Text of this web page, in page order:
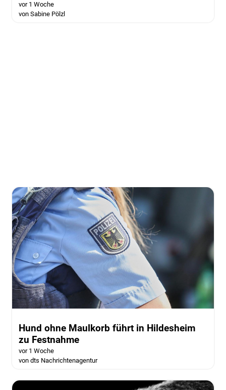
vor 1 Woche
von Sabine Pölzl
Hund ohne Maulkorb führt in Hildesheim
zu Festnahme
vor 1 Woche
von dts Nachrichtenagentur